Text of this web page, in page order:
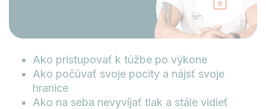
Ako pristupovať k túžbe po výkone
Ako počúvať svoje pocity a nájsť svoje
hranice
Ako na seba nevyvíjať tlak a stále vidieť